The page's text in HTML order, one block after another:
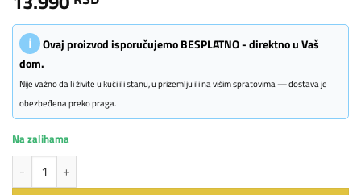
ℹ
Ovaj proizvod isporučujemo BESPLATNO - direktno u Vaš
dom.
Nije važno da li živite u kući ili stanu, u prizemlju ili na višim spratovima — dostava je
obezbeđena preko praga.
Na zalihama
CATA posuđe za indukciju Set Professional količina